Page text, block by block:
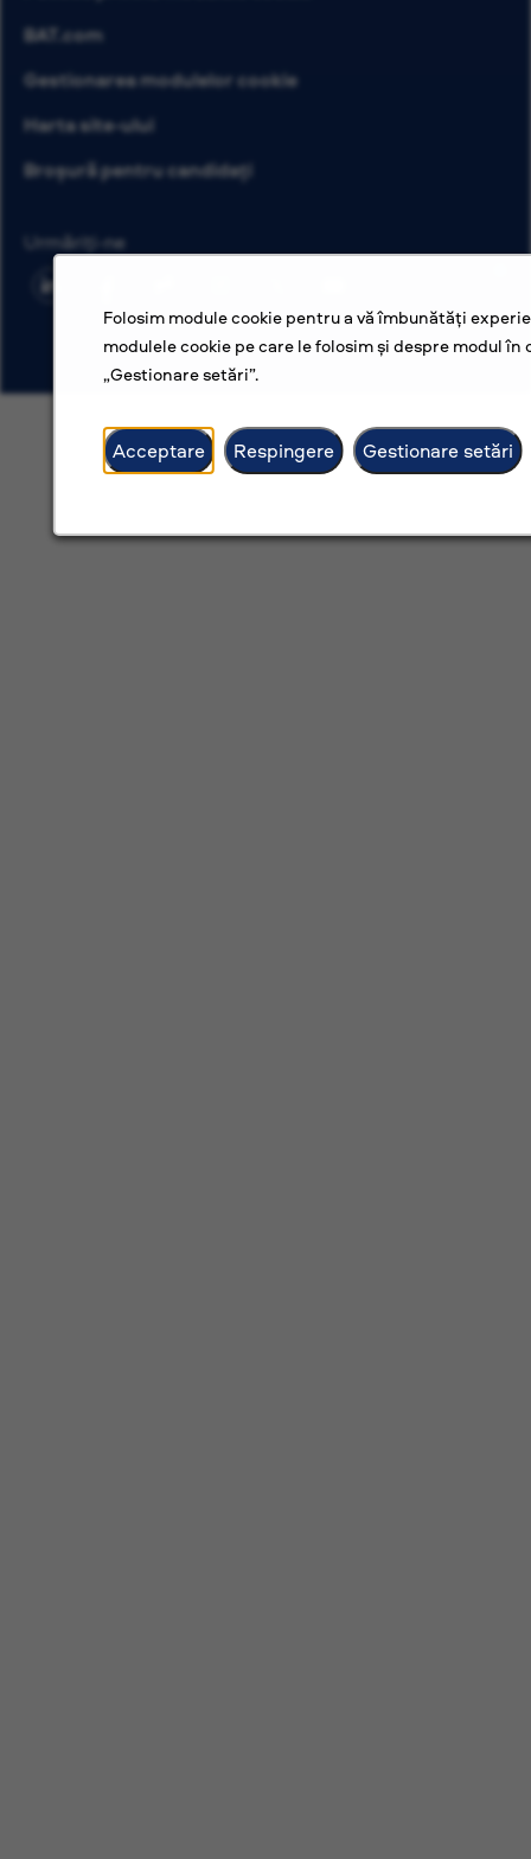
Folosim module cookie pentru a vă îmbunătăți
modulele cookie pe care le folosim și despre modul
„Gestionare setări”.
Acceptare Respingere Gestionare setări
BAT.com
Gestionarea modulelor cookie
Harta site-ului
Broșură pentru candidați
Urmăriți-ne